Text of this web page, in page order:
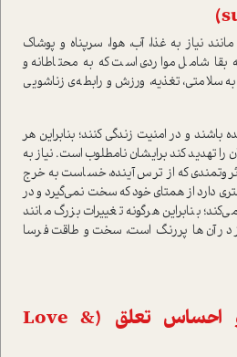
نیاز به غذا، آب، هوا، سرپناه و پوشاک
بقا شامل مواردی ا‌ست که به محتاطانه و
سلامتی، تغذیه، ورزش و رابطه‌ی زناشویی
و در امنیت زندگی کنند؛ بنابراین هر
تهدید کند برایشان نامطلوب ا‌ست. نیاز به
که از ترس آینده، خسا‌ست به خرج
دارد از همتای خود که سخت نمی‌گیرد و در
بنابراین هر‌گونه تغییرات بزرگ مانند
در آن‌ها پررنگ ا‌ست، سخت و طاقت‌فرسا
• نیاز به عشق و احساس تعلق (Love &